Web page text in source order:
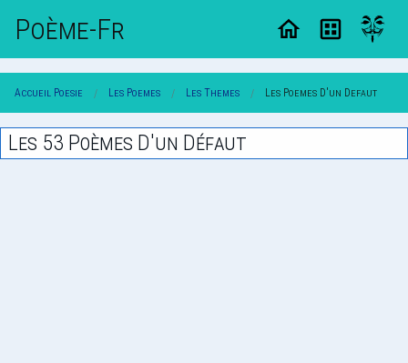
Poème-Fr
Accueil Poesie Les Poemes Les Themes Les Poemes D'un Defaut
Les 53 Poèmes D'un Défaut